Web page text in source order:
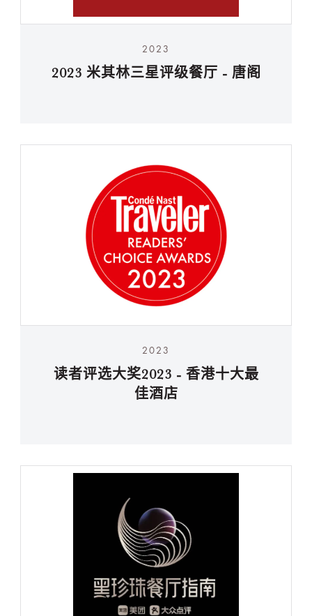
2023
2023 米其林三星评级餐厅 - 唐阁
2023
读者评选大奖2023 - 香港十大最
佳酒店